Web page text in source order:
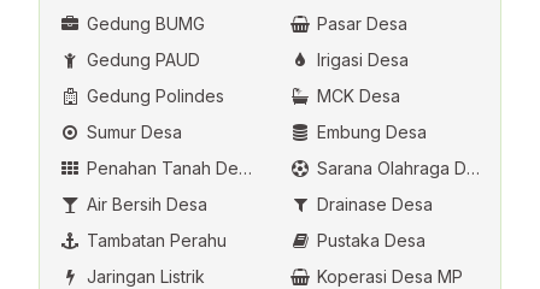
Gedung BUMG
Pasar Desa
Gedung PAUD
Irigasi Desa
Gedung Polindes
MCK Desa
Sumur Desa
Embung Desa
Penahan Tanah Desa
Sarana Olahraga Desa
Air Bersih Desa
Drainase Desa
Tambatan Perahu
Pustaka Desa
Jaringan Listrik
Koperasi Desa MP